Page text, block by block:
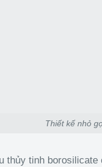
Thiết kế nhỏ
thủy tinh